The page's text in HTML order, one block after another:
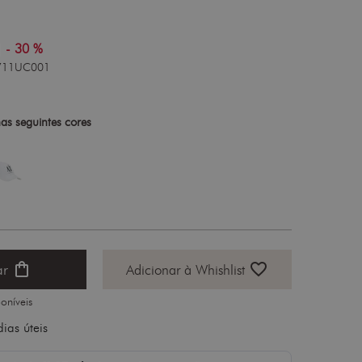
- 30 %
seguintes cores
shopping_bag Adicionar à Whishlist favorite_border
úteis